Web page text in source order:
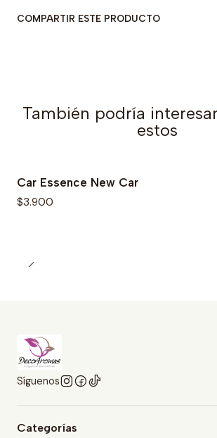
COMPARTIR ESTE PRODUCTO
También podría
estos
Car Essence New Car
$3.900
Síguenos
Categorías